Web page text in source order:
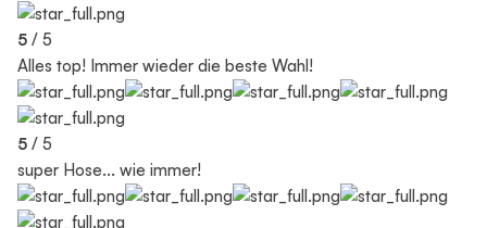
5 / 5
Alles top! Immer wieder die beste Wahl!
5 / 5
super Hose... wie immer!